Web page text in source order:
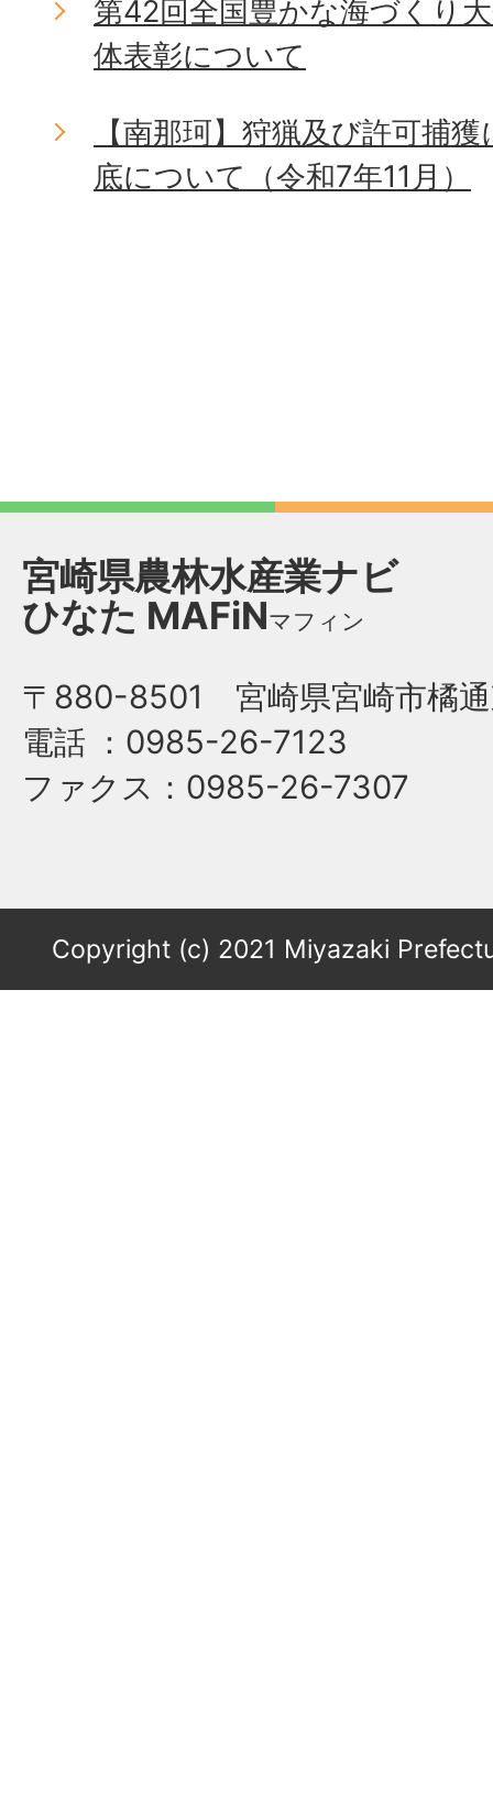
第42回全国豊かな海づくり
体表彰について
【南那珂】狩猟及び許可捕
底について（令和7年11月）
宮崎県農林水産業ナビ
ひなた MAFiNマフィン
〒880-8501 宮崎県宮崎市橘通
電話 ：0985-26-7123
ファクス ：0985-26-7307
Copyright (c) 2021 Miyazaki